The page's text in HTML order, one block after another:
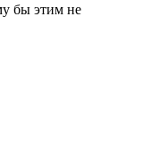
бы этим не